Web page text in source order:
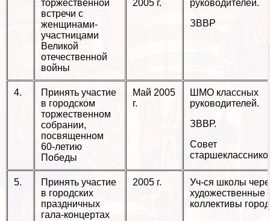
торжественной
встречи с
женщинами-
участницами
Великой
отечественной
войны
2005 г.
руководителей.
ЗВВР
4.
Принять участие
в городском
торжественном
собрании,
посвященном
60-летию
Победы
Май 2005
г.
ШМО классных
руководителей.
ЗВВР.
Совет
5.
Принять участие
в городских
праздничных
гала-концертах
2005 г.
Уч-ся школы
художественные
коллективы